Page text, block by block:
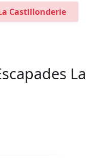
Castillonderie
La